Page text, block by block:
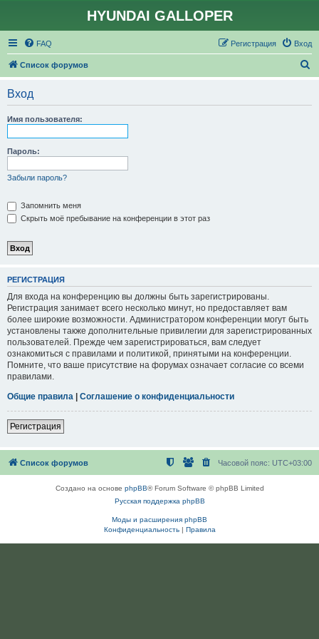
HYUNDAI GALLOPER
FAQ Вход
Регистрация
Список форумов
Вход
Имя пользователя:
Пароль:
Забыли пароль?
Запомнить меня
Скрыть моё пребывание на конференции в этот раз
РЕГИСТРАЦИЯ
Для входа на конференцию вы должны быть зарегистрированы.
Регистрация занимает всего несколько минут, но предоставляет вам
более широкие возможности. Администратором конференции могут быть
установлены также дополнительные привилегии для зарегистрированных
пользователей. Прежде чем зарегистрироваться, вам следует
ознакомиться с правилами и политикой, принятыми на конференции.
Помните, что ваше присутствие на форумах означает согласие со всеми
правилами.
Общие правила | Соглашение о конфиденциальности
Регистрация
Список форумов Часовой пояс: UTC+03:00
Создано на основе phpBB® Forum Software © phpBB Limited
Русская поддержка phpBB
Моды и расширения phpBB
Конфиденциальность| Правила